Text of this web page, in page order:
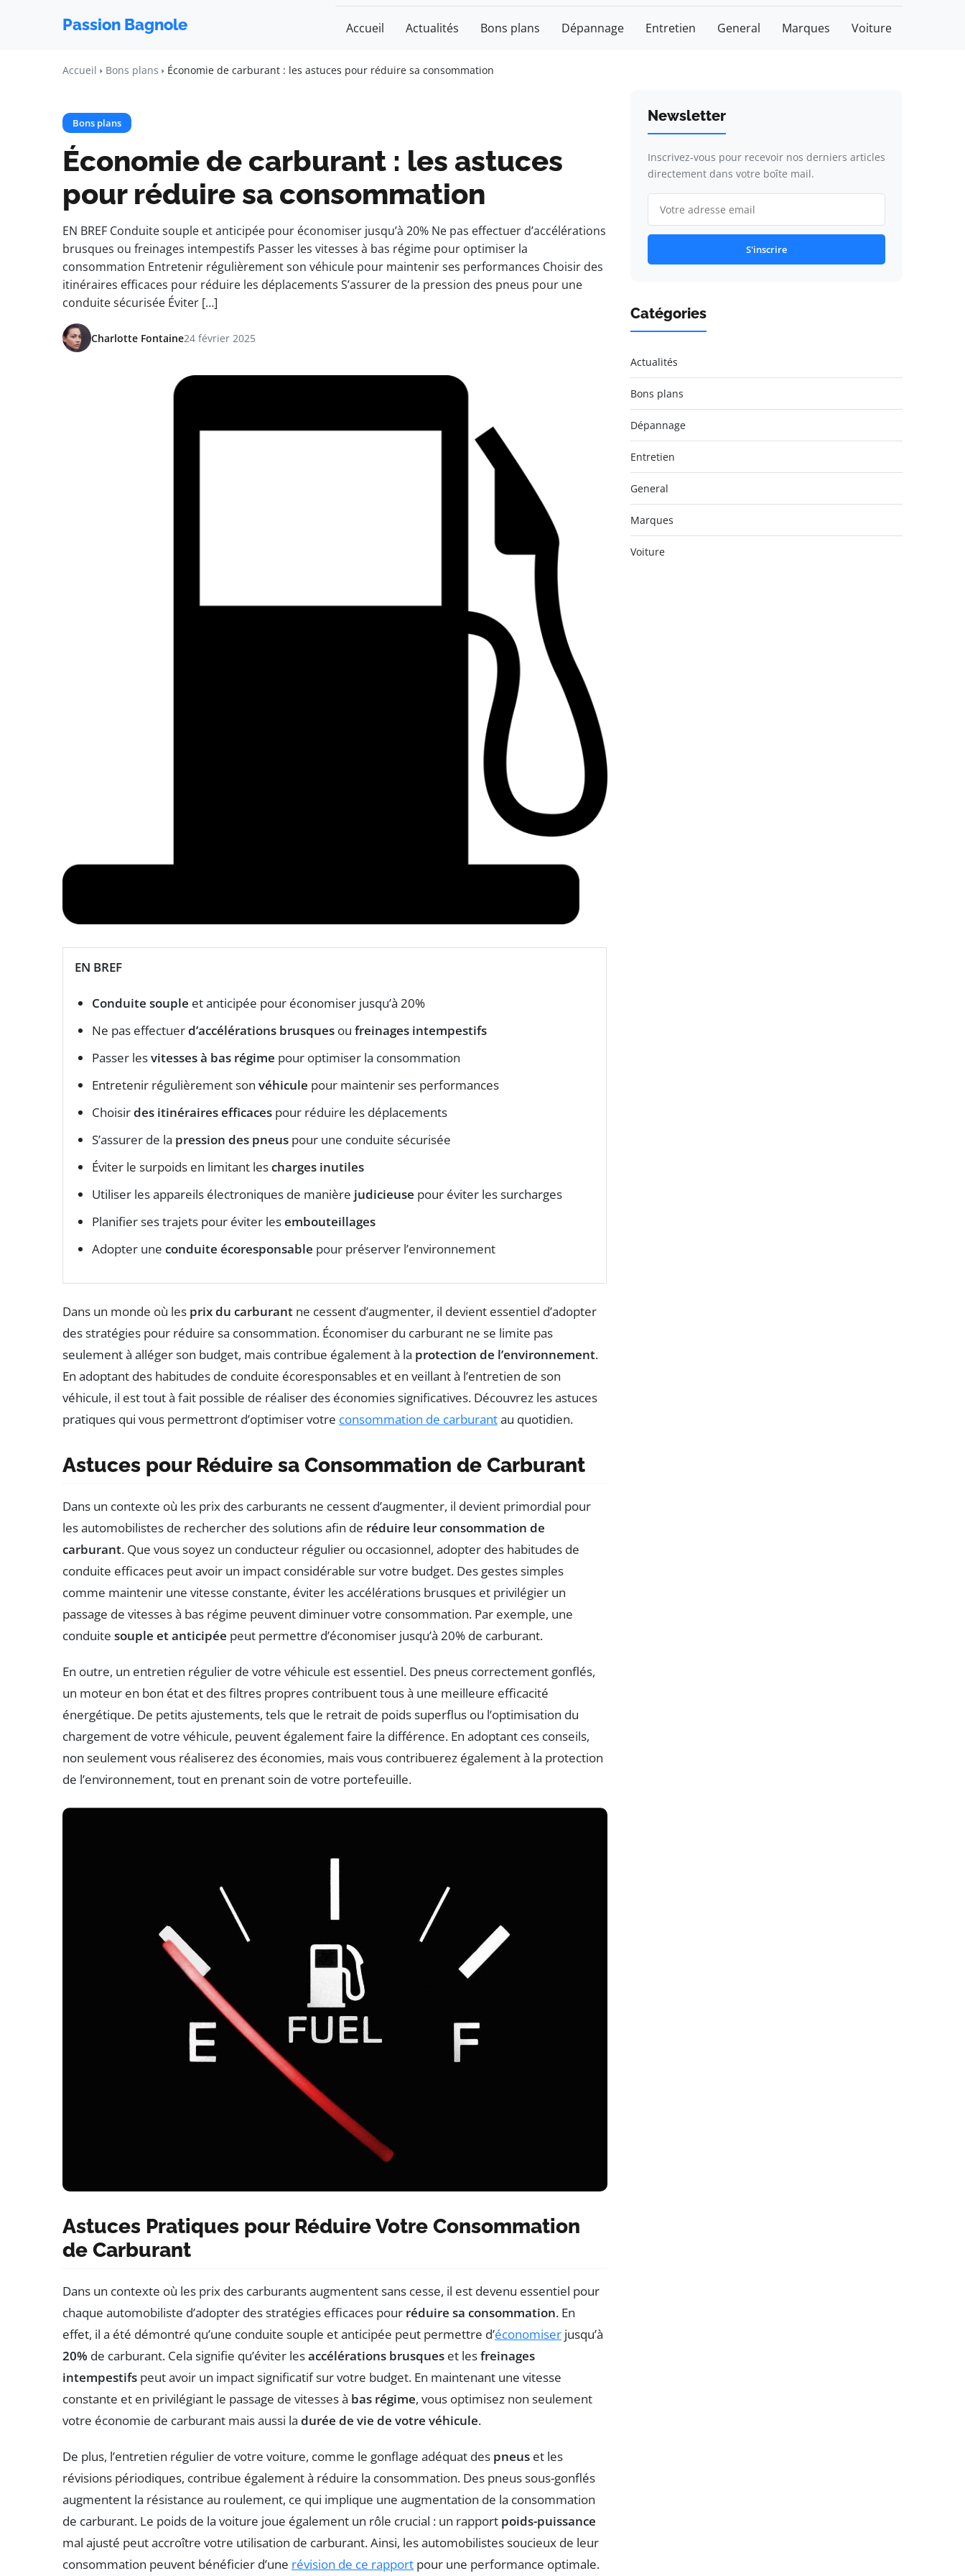
Passion Bagnole Accueil Actualités Bons plans Dépannage Entretien General Marques Voiture
Accueil Bons plans Économie de carburant : les astuces pour réduire sa consommation
Bons plans
Économie de carburant : les astuces
pour réduire sa consommation
EN BREF Conduite souple et anticipée pour économiser jusqu’à 20% Ne pas effectuer d’accélérations
brusques ou freinages intempestifs Passer les vitesses à bas régime pour optimiser la
consommation Entretenir régulièrement son véhicule pour maintenir ses performances Choisir des
itinéraires efficaces pour réduire les déplacements S’assurer de la pression des pneus pour une
conduite sécurisée Éviter […]
Charlotte Fontaine24 février 2025
EN BREF
Conduite souple et anticipée pour économiser jusqu’à 20%
Ne pas effectuerd’accélérations brusques ou freinages intempestifs
Passer lesvitesses à bas régime pour optimiser la consommation
Entretenir régulièrement son véhicule pour maintenir ses performances
Choisirdes itinéraires efficaces pour réduire les déplacements
S’assurer de la pression des pneus pour une conduite sécurisée
Éviter le surpoids en limitant lescharges inutiles
Utiliser les appareils électroniques de manière judicieuse pour éviter les surcharges
Planifier ses trajets pour éviter lesembouteillages
Adopter une conduite écoresponsable pour préserver l’environnement
Dans un monde où les prix du carburant ne cessent d’augmenter, il devient essentiel d’adopter
des stratégies pour réduire sa consommation. Économiser du carburant ne se limite pas
seulement à alléger son budget, mais contribue également à la protection de l’environnement.
En adoptant des habitudes de conduite écoresponsables et en veillant à l’entretien de son
véhicule, il est tout à fait possible de réaliser des économies significatives. Découvrez les astuces
pratiques qui vous permettront d’optimiser votre consommation de carburantau quotidien.
Astuces pour Réduire sa Consommation de Carburant
Dans un contexte où les prix des carburants ne cessent d’augmenter, il devient primordial pour
les automobilistes de rechercher des solutions afin de réduire leur consommation de
carburant. Que vous soyez un conducteur régulier ou occasionnel, adopter des habitudes de
conduite efficaces peut avoir un impact considérable sur votre budget. Des gestes simples
comme maintenir une vitesse constante, éviter les accélérations brusques et privilégier un
passage de vitesses à bas régime peuvent diminuer votre consommation. Par exemple, une
conduite souple et anticipée peut permettre d’économiser jusqu’à 20% de carburant.
En outre, un entretien régulier de votre véhicule est essentiel. Des pneus correctement gonflés,
un moteur en bon état et des filtres propres contribuent tous à une meilleure efficacité
énergétique. De petits ajustements, tels que le retrait de poids superflus ou l’optimisation du
chargement de votre véhicule, peuvent également faire la différence. En adoptant ces conseils,
non seulement vous réaliserez des économies, mais vous contribuerez également à la protection
de l’environnement, tout en prenant soin de votre portefeuille.
Astuces Pratiques pour Réduire Votre Consommation
de Carburant
Dans un contexte où les prix des carburants augmentent sans cesse, il est devenu essentiel pour
chaque automobiliste d’adopter des stratégies efficaces pour réduire sa consommation. En
effet, il a été démontré qu’une conduite souple et anticipée peut permettre d’économiser jusqu’à
20% de carburant. Cela signifie qu’éviter lesaccélérations brusques et lesfreinages
intempestifs peut avoir un impact significatif sur votre budget. En maintenant une vitesse
constante et en privilégiant le passage de vitesses à bas régime, vous optimisez non seulement
votre économie de carburant mais aussi la durée de vie de votre véhicule.
De plus, l’entretien régulier de votre voiture, comme le gonflage adéquat des pneus et les
révisions périodiques, contribue également à réduire la consommation. Des pneus sous-gonflés
augmentent la résistance au roulement, ce qui implique une augmentation de la consommation
de carburant. Le poids de la voiture joue également un rôle crucial : un rapport poids-puissance
mal ajusté peut accroître votre utilisation de carburant. Ainsi, les automobilistes soucieux de leur
consommation peuvent bénéficier d’une révision de ce rapport pour une performance optimale.
Newsletter
Inscrivez-vous pour recevoir nos derniers articles
directement dans votre boîte mail.
S'inscrire
Catégories
Actualités
Bons plans
Dépannage
Entretien
General
Marques
Voiture